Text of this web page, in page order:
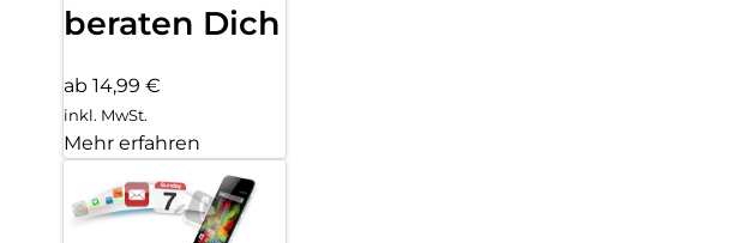
beraten Dich
ab 14,99 €
inkl. MwSt.
Mehr erfahren